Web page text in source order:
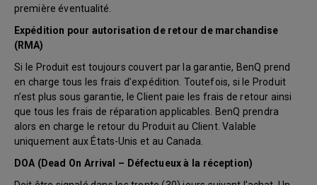
première éventualité.
Expédition pour autorisation de retour de marchandise
(RMA)
Si le Produit est toujours couvert par la garantie, BenQ prend
en charge tous les frais d’expédition. Toutefois, si le Produit
n’est plus sous garantie, le Client paie les frais de retour ainsi
que tous les frais de réparation applicables. BenQ prendra
alors en charge le retour du Produit au Client. Valable
uniquement aux États-Unis et au Canada.
DOA (Dead On Arrival – Défectueux à la réception)